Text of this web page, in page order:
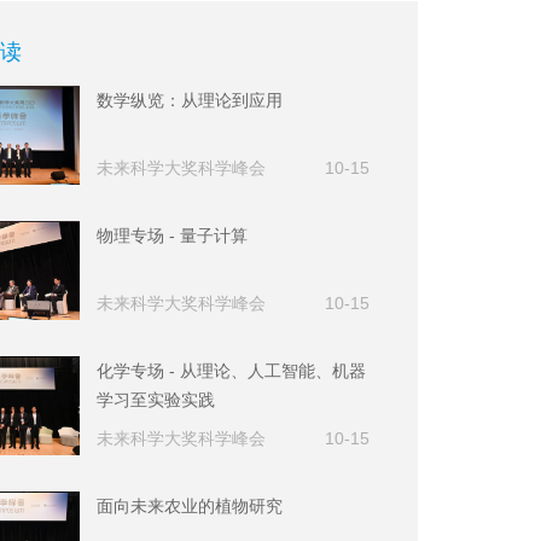
数学纵览：从理论到应用
未来科学大奖科学峰会 10-15
物理专场 - 量子计算
未来科学大奖科学峰会 10-15
化学专场 - 从理论、人工智能、机器
学习至实验实践
未来科学大奖科学峰会
10-15
面向未来农业的植物研究